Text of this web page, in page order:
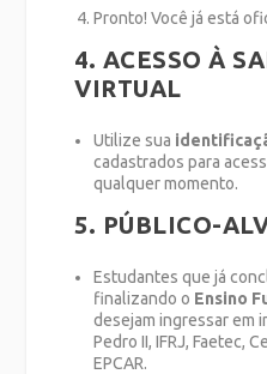
Pronto! Você já está
4. ACESSO À
VIRTUAL
Utilize sua
cadastrados para
qualquer momento.
5. PÚBLICO-
Estudantes que já
finalizando o Ensino
desejam ingressar em
Pedro II, IFRJ, Faetec,
EPCAR.